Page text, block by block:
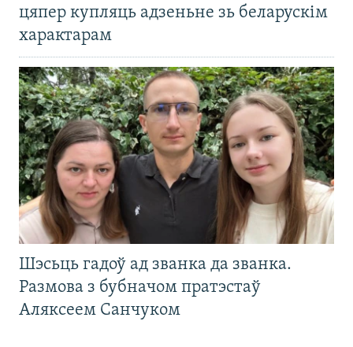
цяпер купляць адзеньне зь беларускім
характарам
Шэсьць гадоў ад званка да званка.
Размова з бубначом пратэстаў
Аляксеем Санчуком